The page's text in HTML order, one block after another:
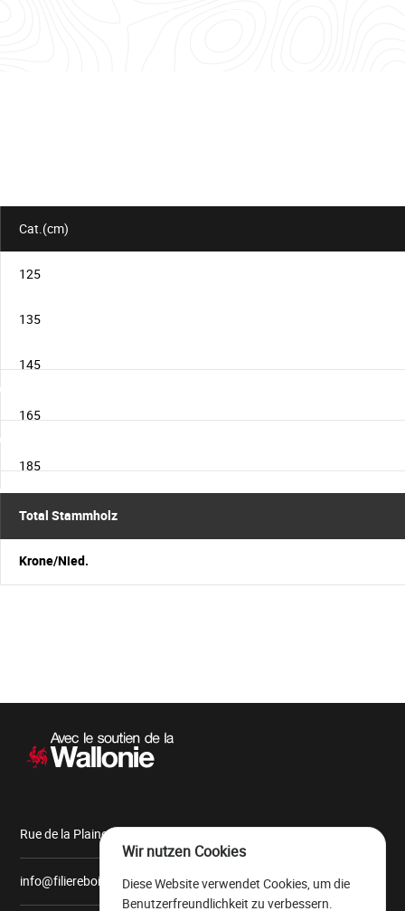
Cat.(cm)
125
135
145
165
185
Total Stammholz
Krone/Nied.
Sekundärnavigation
Rue de la Plaine, 9 6900 Marche-en-Famenne
info@filiereboiswallonie.be
Wir nutzen Cookies
Diese Website verwendet Cookies, um die
Benutzerfreundlichkeit zu verbessern.